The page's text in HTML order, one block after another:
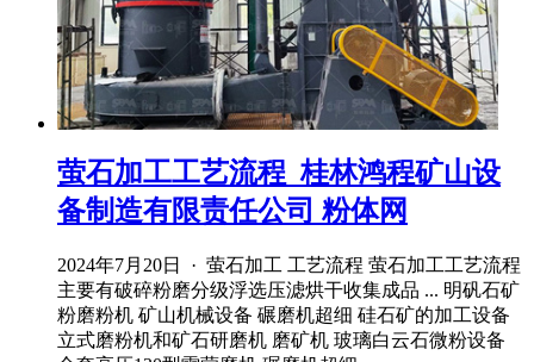
萤石加工工艺流程_桂林鸿程矿山设
备制造有限责任公司 粉体网
2024年7月20日 · 萤石加工 工艺流程 萤石加工工艺流程
主要有破碎粉磨分级浮选压滤烘干收集成品 ... 明矾石矿
粉磨粉机 矿山机械设备 碾磨机超细 硅石矿的加工设备
立式磨粉机和矿石研磨机 磨矿机 玻璃白云石微粉设备